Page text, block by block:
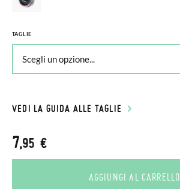
TAGLIE
VEDI LA GUIDA ALLE TAGLIE
7,95 €
AGGIUNGI AL CARRELLO